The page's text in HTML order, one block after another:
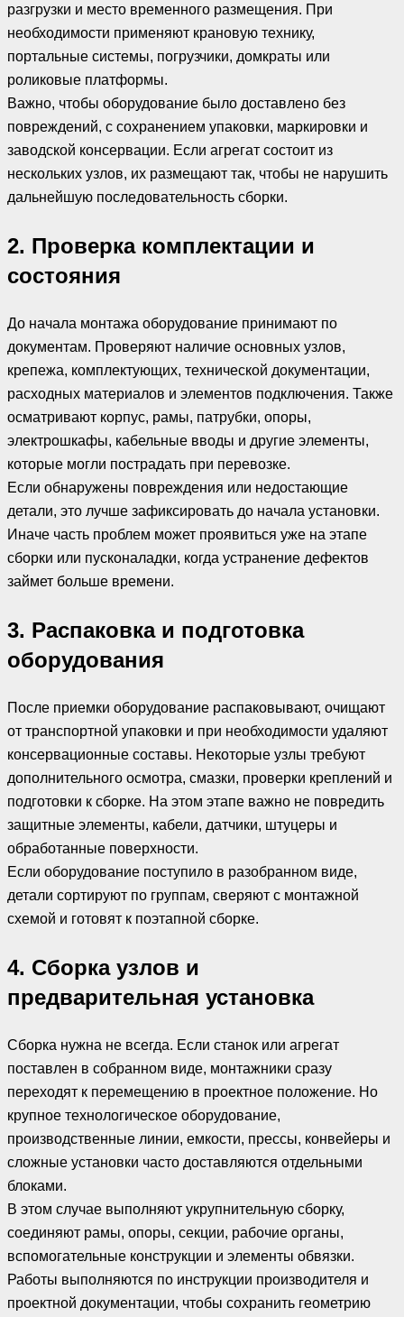
разгрузки и место временного размещения. При
необходимости применяют крановую технику,
портальные системы, погрузчики, домкраты или
роликовые платформы.
Важно, чтобы оборудование было доставлено без
повреждений, с сохранением упаковки, маркировки и
заводской консервации. Если агрегат состоит из
нескольких узлов, их размещают так, чтобы не нарушить
дальнейшую последовательность сборки.
2. Проверка комплектации и
состояния
До начала монтажа оборудование принимают по
документам. Проверяют наличие основных узлов,
крепежа, комплектующих, технической документации,
расходных материалов и элементов подключения. Также
осматривают корпус, рамы, патрубки, опоры,
электрошкафы, кабельные вводы и другие элементы,
которые могли пострадать при перевозке.
Если обнаружены повреждения или недостающие
детали, это лучше зафиксировать до начала установки.
Иначе часть проблем может проявиться уже на этапе
сборки или пусконаладки, когда устранение дефектов
займет больше времени.
3. Распаковка и подготовка
оборудования
После приемки оборудование распаковывают, очищают
от транспортной упаковки и при необходимости удаляют
консервационные составы. Некоторые узлы требуют
дополнительного осмотра, смазки, проверки креплений и
подготовки к сборке. На этом этапе важно не повредить
защитные элементы, кабели, датчики, штуцеры и
обработанные поверхности.
Если оборудование поступило в разобранном виде,
детали сортируют по группам, сверяют с монтажной
схемой и готовят к поэтапной сборке.
4. Сборка узлов и
предварительная установка
Сборка нужна не всегда. Если станок или агрегат
поставлен в собранном виде, монтажники сразу
переходят к перемещению в проектное положение. Но
крупное технологическое оборудование,
производственные линии, емкости, прессы, конвейеры и
сложные установки часто доставляются отдельными
блоками.
В этом случае выполняют укрупнительную сборку,
соединяют рамы, опоры, секции, рабочие органы,
вспомогательные конструкции и элементы обвязки.
Работы выполняются по инструкции производителя и
проектной документации, чтобы сохранить геометрию